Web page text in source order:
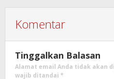
Komentar
Tinggalkan Balasan
Alamat email Anda tidak akan
wajib ditandai *